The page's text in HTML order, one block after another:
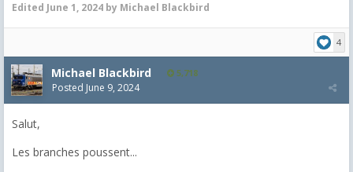
Edited June 1, 2024 by Michael Blackbird
4
Michael Blackbird 5,718
Posted June 9, 2024
Salut,
Les branches poussent...